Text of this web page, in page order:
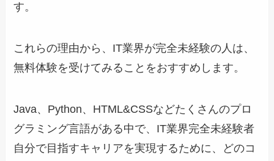
す。
これらの理由から、IT業界が完全未経験の人は、
無料体験を受けてみることをおすすめします。
Java、Python、HTML&CSSなどたくさんのプロ
グラミング言語がある中で、IT業界完全未経験者
自分で目指すキャリアを実現するために、どのコ